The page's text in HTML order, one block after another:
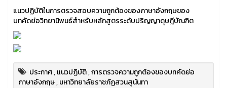
แนวปฏิบัติในการตรวจสอบความถูกต้องของภาษาอังกฤษของ
บทคัดย่อวิทยานิพนธ์สำหรับหลักสูตรระดับปริญญาดุษฎีบัณฑิต
ประกาศ,แนวปฏิบัติ,การตรวจความถูกต้องของบทคัดย่อ
ภาษาอังกฤษ,มหาวิทยาลัยราชภัฏสวนสุนันทา